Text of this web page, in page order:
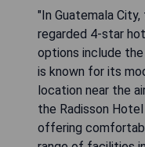
"In Guatemala
regarded 4-star
options include the
is known for its
location near the
the Radisson
offering